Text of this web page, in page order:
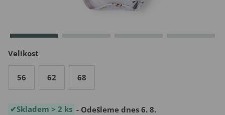
Velikost
56 62 68
Skladem > 2 ks - Odešleme dnes 6. 8.